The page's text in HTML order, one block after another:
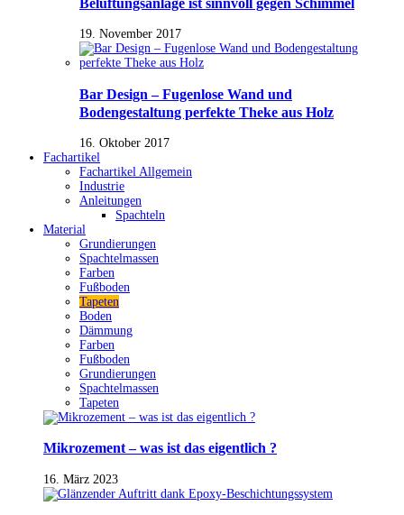
19. November 2017
Bar Design – Fugenlose Wand und
Bodengestaltung perfekte Theke aus Holz
16. Oktober 2017
Fachartikel
Fachartikel Allgemein
Industrie
Anleitungen
Spachteln
Material
Grundierungen
Spachtelmassen
Farben
Fußboden
Tapeten
Boden
Dämmung
Farben
Fußboden
Grundierungen
Spachtelmassen
Tapeten
Mikrozement – was ist das eigentlich ?
16. März 2023